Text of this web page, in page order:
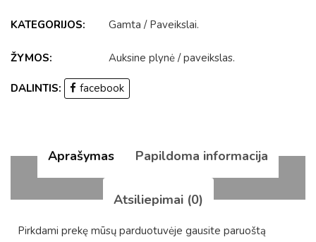
KATEGORIJOS: Gamta / Paveikslai.
ŽYMOS: Auksine plynė /paveikslas.
DALINTIS: facebook
Aprašymas Papildoma informacija
Atsiliepimai (0)
Pirkdami prekę mūsų parduotuvėje gausite paruoštą